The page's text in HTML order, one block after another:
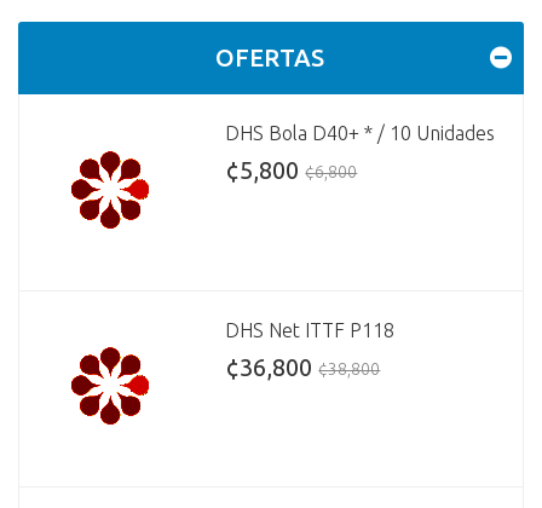
OFERTAS
DHS Bola D40+ * / 10 Unidades
¢5,800 ¢6,800
DHS Net ITTF P118
¢36,800 ¢38,800